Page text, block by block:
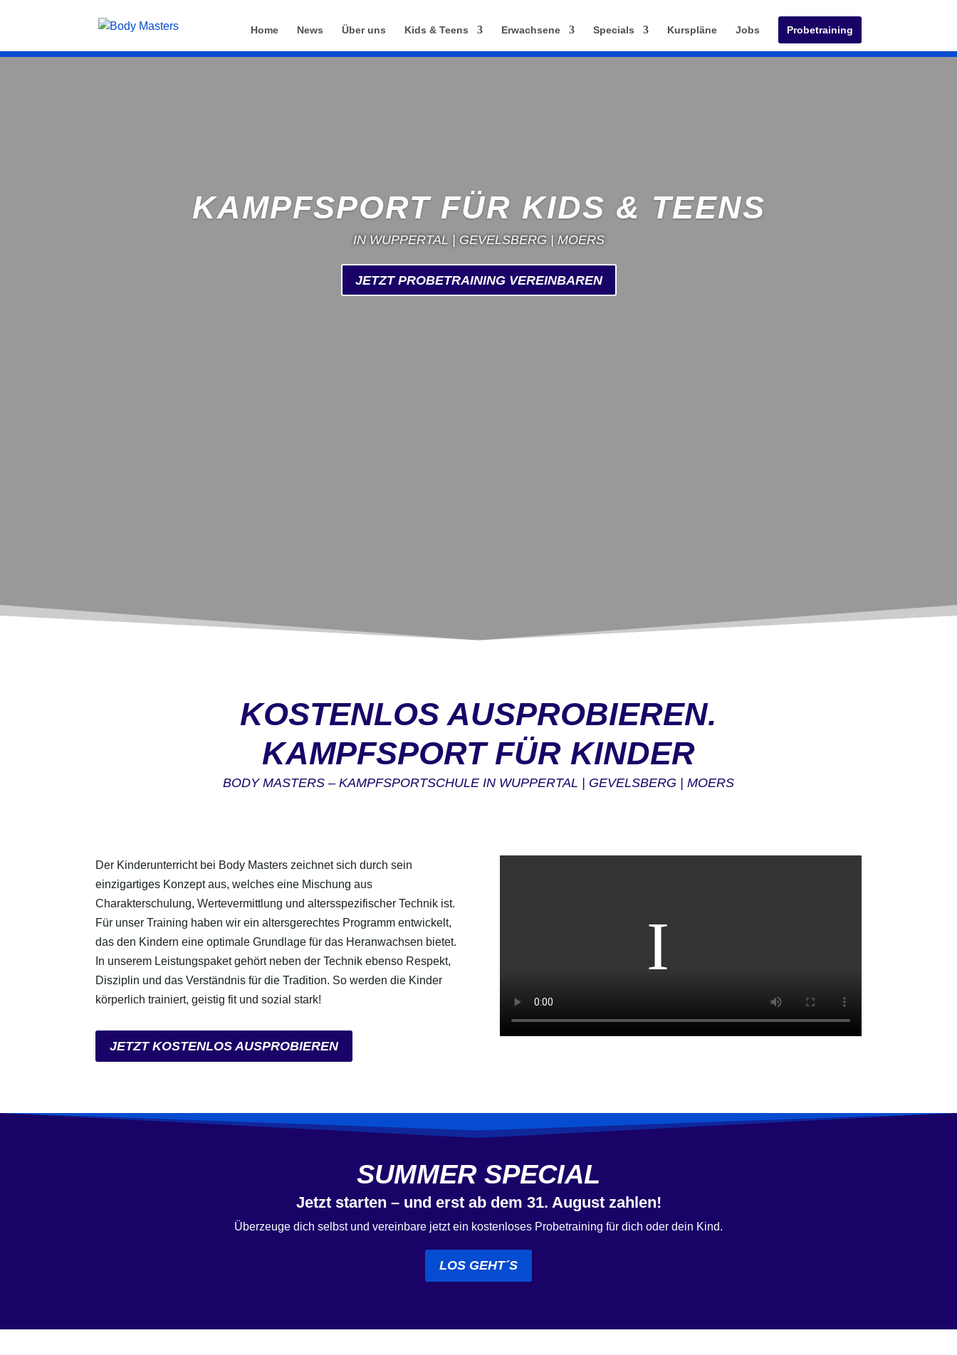
Home News Über uns Kids & Teens Erwachsene Specials Kurspläne Jobs Probetraining
KAMPFSPORT FÜR KIDS & TEENS
IN WUPPERTAL | GEVELSBERG | MOERS
JETZT PROBETRAINING VEREINBAREN
KOSTENLOS AUSPROBIEREN.
KAMPFSPORT FÜR KINDER
BODY MASTERS – KAMPFSPORTSCHULE IN WUPPERTAL | GEVELSBERG | MOERS
Der Kinderunterricht bei Body Masters zeichnet sich durch sein
einzigartiges Konzept aus, welches eine Mischung aus
Charakterschulung, Wertevermittlung und altersspezifischer Technik ist.
Für unser Training haben wir ein altersgerechtes Programm entwickelt,
das den Kindern eine optimale Grundlage für das Heranwachsen bietet.
In unserem Leistungspaket gehört neben der Technik ebenso Respekt,
Disziplin und das Verständnis für die Tradition. So werden die Kinder
körperlich trainiert, geistig fit und sozial stark!
JETZT KOSTENLOS AUSPROBIEREN
SUMMER SPECIAL
Jetzt starten – und erst ab dem 31. August zahlen!
Überzeuge dich selbst und vereinbare jetzt ein kostenloses Probetraining für dich oder dein Kind.
LOS GEHT´S